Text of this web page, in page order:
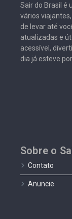
Sair do Brasil é
vários
de levar até
atualizadas e
acessível,
dia já esteve por
Sobre o
Contato
Anuncie